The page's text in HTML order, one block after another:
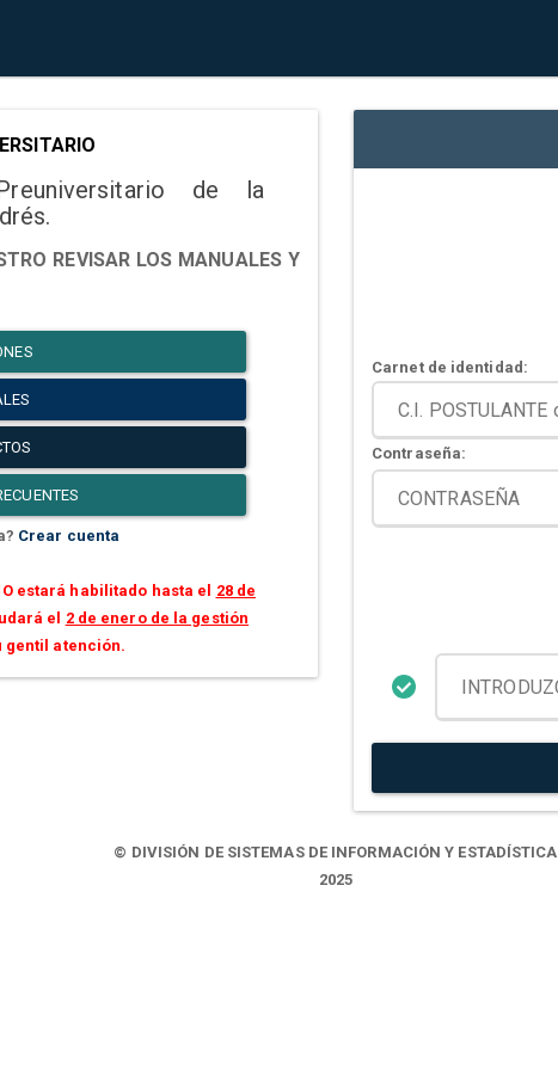
de la
REVISAR LOS MANUALES Y
Crear cuenta
estará habilitado hasta el 28 de
el 2 de enero de la gestión
gentil atención.
Carnet de identidad:
Contraseña:
© DIVISIÓN DE SISTEMAS DE INFORMACIÓN Y ESTADÍSTICA
2025